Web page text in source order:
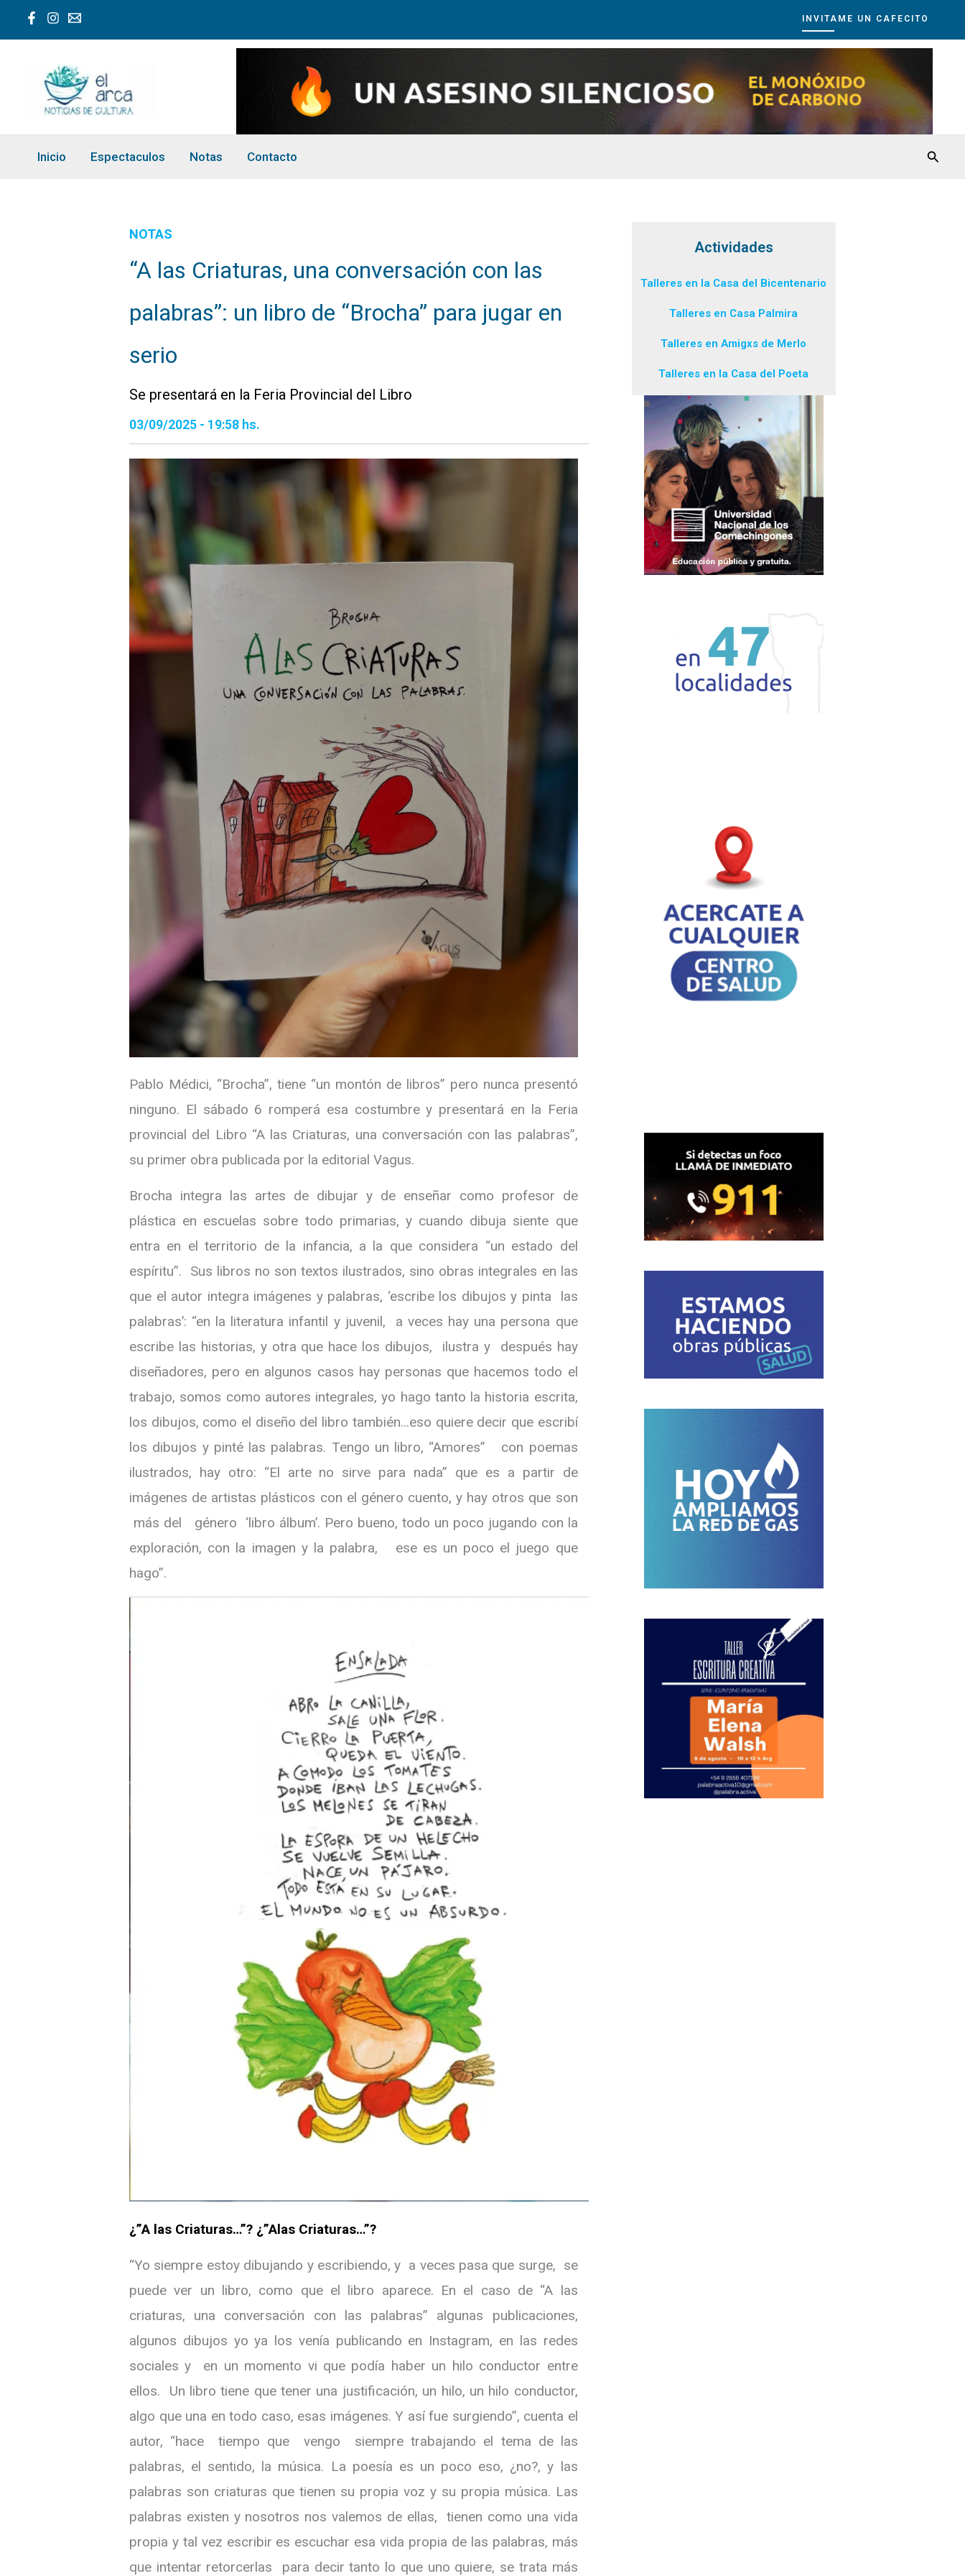
INVITAME UN CAFECITO
Inicio Espectaculos Notas Contacto
NOTAS
“A las Criaturas, una conversación con las
palabras”: un libro de “Brocha” para jugar en
serio
Se presentará en la Feria Provincial del Libro
03/09/2025 - 19:58 hs.
Pablo Médici, “Brocha”, tiene “un montón de libros” pero nunca presentó
ninguno. El sábado 6 romperá esa costumbre y presentará en la Feria
provincial del Libro “A las Criaturas, una conversación con las palabras”,
su primer obra publicada por la editorial Vagus.
Brocha integra las artes de dibujar y de enseñar como profesor de
plástica en escuelas sobre todo primarias, y cuando dibuja siente que
entra en el territorio de la infancia, a la que considera “un estado del
espíritu”. Sus libros no son textos ilustrados, sino obras integrales en las
que el autor integra imágenes y palabras, ‘escribe los dibujos y pinta las
palabras’: “en la literatura infantil y juvenil, a veces hay una persona que
escribe las historias, y otra que hace los dibujos, ilustra y después hay
diseñadores, pero en algunos casos hay personas que hacemos todo el
trabajo, somos como autores integrales, yo hago tanto la historia escrita,
los dibujos, como el diseño del libro también…eso quiere decir que escribí
los dibujos y pinté las palabras. Tengo un libro, “Amores” con poemas
ilustrados, hay otro: “El arte no sirve para nada” que es a partir de
imágenes de artistas plásticos con el género cuento, y hay otros que son
más del género ‘libro álbum’. Pero bueno, todo un poco jugando con la
exploración, con la imagen y la palabra, ese es un poco el juego que
hago”.
¿”A las Criaturas…”? ¿”Alas Criaturas…”?
“Yo siempre estoy dibujando y escribiendo, y a veces pasa que surge, se
puede ver un libro, como que el libro aparece. En el caso de “A las
criaturas, una conversación con las palabras” algunas publicaciones,
algunos dibujos yo ya los venía publicando en Instagram, en las redes
sociales y en un momento vi que podía haber un hilo conductor entre
ellos. Un libro tiene que tener una justificación, un hilo, un hilo conductor,
algo que una en todo caso, esas imágenes. Y así fue surgiendo”, cuenta el
autor, “hace tiempo que vengo siempre trabajando el tema de las
palabras, el sentido, la música. La poesía es un poco eso, ¿no?, y las
palabras son criaturas que tienen su propia voz y su propia música. Las
palabras existen y nosotros nos valemos de ellas, tienen como una vida
propia y tal vez escribir es escuchar esa vida propia de las palabras, más
que intentar retorcerlas para decir tanto lo que uno quiere, se trata más
Actividades
Talleres en la Casa del Bicentenario
Talleres en Casa Palmira
Talleres en Amigxs de Merlo
Talleres en la Casa del Poeta